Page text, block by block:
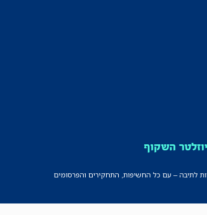
השקוף
לתיבה – עם כל החשיפות, התחקירים והפרסומים